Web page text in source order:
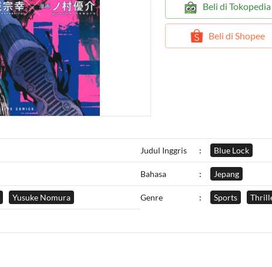
` Beli di Tokopedia
` Beli di Shopee
Judul Inggris : Blue Lock
Bahasa : Jepang
Yusuke Nomura Genre : Sports